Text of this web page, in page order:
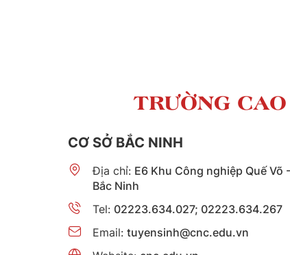
TRƯỜNG
CƠ SỞ BẮC NINH
Địa chỉ: E6 Khu Công nghiệp Quế Võ
Bắc Ninh
Tel: 02223.634.027; 02223.634.267
Email: tuyensinh@cnc.edu.vn